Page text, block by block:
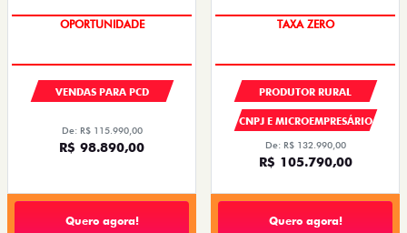
OPORTUNIDADE
VENDAS PARA PCD
De: R$ 115.990,00
R$ 98.890,00
Quero agora!
TAXA ZERO
PRODUTOR RURAL
CNPJ E MICROEMPRESÁRIO
De: R$ 132.990,00
R$ 105.790,00
Quero agora!